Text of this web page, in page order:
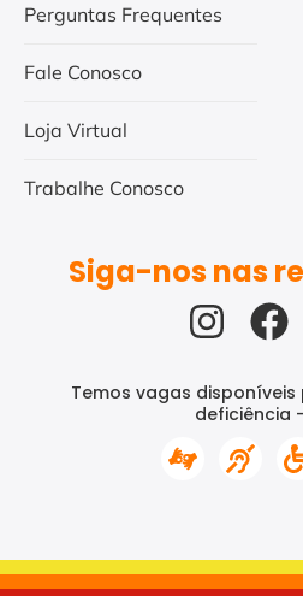
Perguntas Frequentes
Fale Conosco
Loja Virtual
Trabalhe Conosco
Siga-nos nas
Temos vagas
deficiência